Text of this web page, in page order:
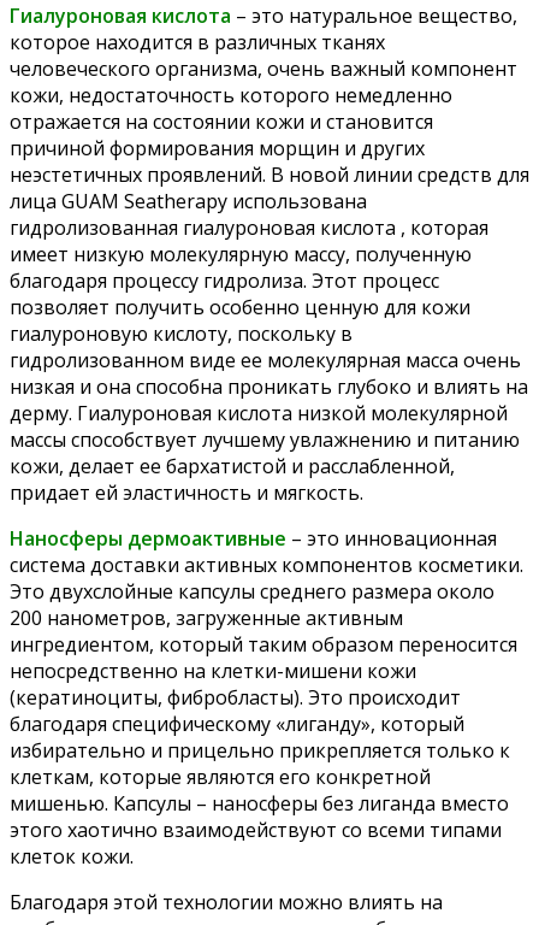
Гиалуроновая кислота – это натуральное вещество,
которое находится в различных тканях
человеческого организма, очень важный компонент
кожи, недостаточность которого немедленно
отражается на состоянии кожи и становится
причиной формирования морщин и других
неэстетичных проявлений. В новой линии средств для
лица GUAM Seatherapy использована
гидролизованная гиалуроновая кислота , которая
имеет низкую молекулярную массу, полученную
благодаря процессу гидролиза. Этот процесс
позволяет получить особенно ценную для кожи
гиалуроновую кислоту, поскольку в
гидролизованном виде ее молекулярная масса очень
низкая и она способна проникать глубоко и влиять на
дерму. Гиалуроновая кислота низкой молекулярной
массы способствует лучшему увлажнению и питанию
кожи, делает ее бархатистой и расслабленной,
придает ей эластичность и мягкость.
Наносферы дермоактивные – это инновационная
система доставки активных компонентов косметики.
Это двухслойные капсулы среднего размера около
200 нанометров, загруженные активным
ингредиентом, который таким образом переносится
непосредственно на клетки-мишени кожи
(кератиноциты, фибробласты). Это происходит
благодаря специфическому «лиганду», который
избирательно и прицельно прикрепляется только к
клеткам, которые являются его конкретной
мишенью. Капсулы – наносферы без лиганда вместо
этого хаотично взаимодействуют со всеми типами
клеток кожи.
Благодаря этой технологии можно влиять на